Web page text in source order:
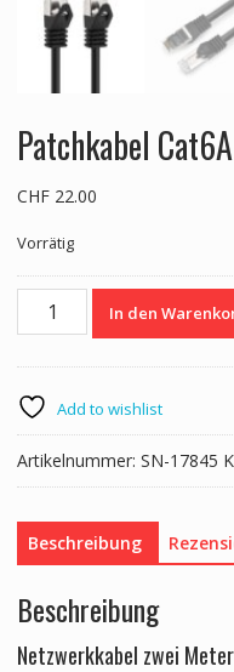
Patchkabel
CHF22.00
Vorrätig
Patchkabel
Cat6A
m
Menge
In den
Add to wishlist
Artikelnummer: SN-17845
Beschreibung
Beschreibung
Netzwerkkabel zwei